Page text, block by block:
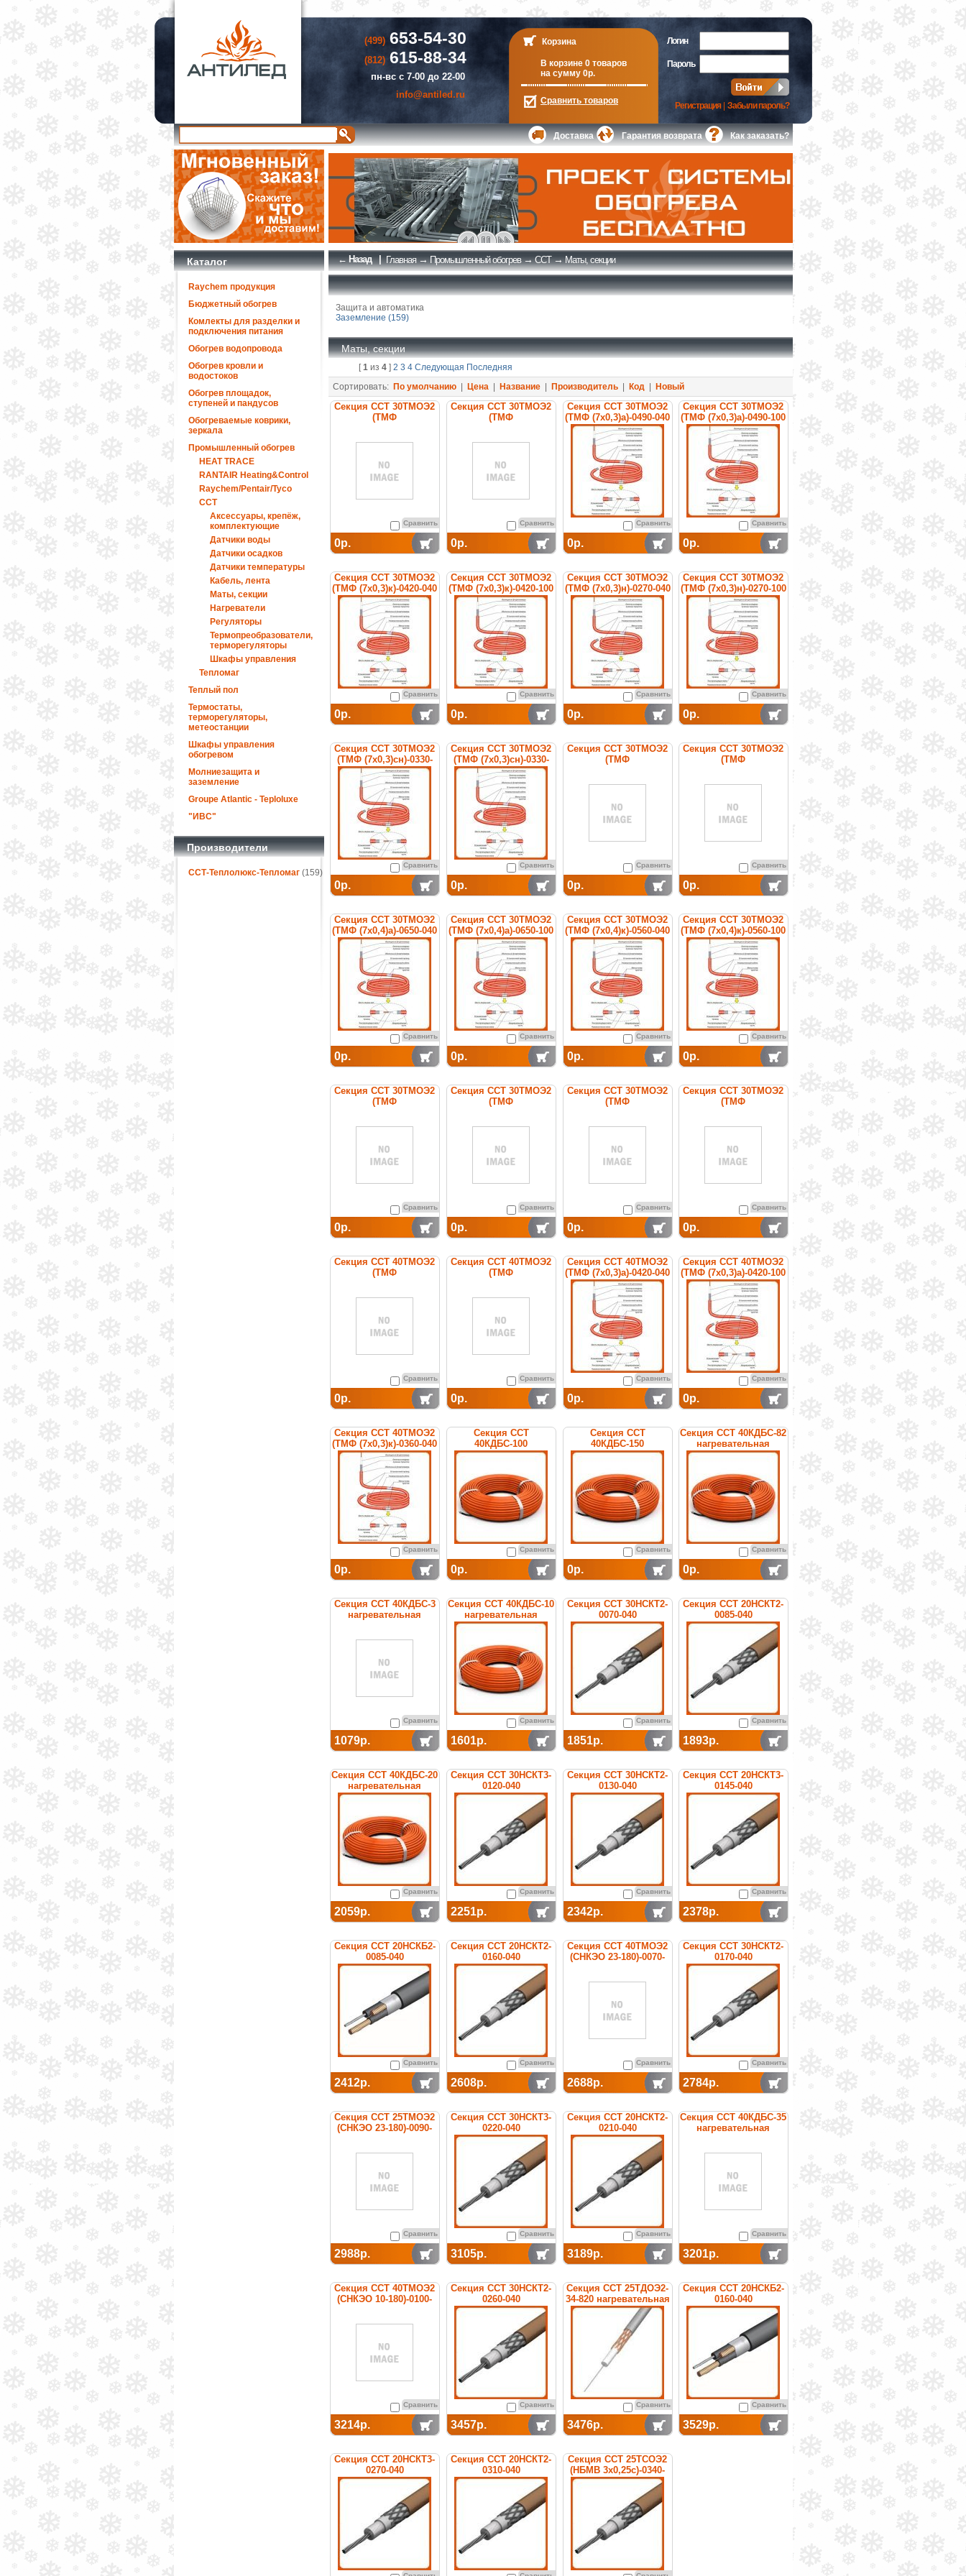
(499)653-54-30
(812)615-88-34
пн-вс с 7-00 до 22-00
info@antiled.ru
Корзина
В корзине 0 товаров
на сумму 0р.
Сравнить товаров
Логин
Пароль
Регистрация| Забыли пароль?
Доставка Гарантия возврата Как заказать?
Каталог
Raychem продукция
Бюджетный обогрев
Комлекты для разделки и
подключения питания
Обогрев водопровода
Обогрев кровли и
водостоков
Обогрев площадок,
ступеней и пандусов
Обогреваемые коврики,
зеркала
Промышленный обогрев
HEAT TRACE
RANTAIR Heating&Control
Raychem/Pentair/Tyco
ССТ
Аксессуары, крепёж,
комплектующие
Датчики воды
Датчики осадков
Датчики температуры
Кабель, лента
Маты, секции
Нагреватели
Регуляторы
Термопреобразователи,
терморегуляторы
Шкафы управления
Тепломаг
Теплый пол
Термостаты,
терморегуляторы,
метеостанции
Шкафы управления
обогревом
Молниезащита и
заземление
Groupe Atlantic - Teploluxe
"ИВС"
Производители
ССТ-Теплолюкс-Тепломаг(159)
← Назад | Главная→Промышленный обогрев→ССТ→Маты, секции
Защита и автоматика
Заземление (159)
Маты, секции
[1из 4] 2 3 4 Следующая Последняя
Сортировать: По умолчанию| Цена| Название| Производитель| Код| Новый
Секция ССТ 30ТМОЭ2
(ТМФ
Сравнить
0р.
Секция ССТ 30ТМОЭ2
(ТМФ
Сравнить
0р.
Секция ССТ 30ТМОЭ2
(ТМФ (7х0,3)а)-0490-040
нагревательная
кабельная
Сравнить
0р.
Секция ССТ 30ТМОЭ2
(ТМФ (7х0,3)а)-0490-100
нагревательная
кабельная
Сравнить
0р.
Секция ССТ 30ТМОЭ2
(ТМФ (7х0,3)к)-0420-040
нагревательная
кабельная
Сравнить
0р.
Секция ССТ 30ТМОЭ2
(ТМФ (7х0,3)к)-0420-100
нагревательная
кабельная
Сравнить
0р.
Секция ССТ 30ТМОЭ2
(ТМФ (7х0,3)н)-0270-040
нагревательная
кабельная
Сравнить
0р.
Секция ССТ 30ТМОЭ2
(ТМФ (7х0,3)н)-0270-100
нагревательная
кабельная
Сравнить
0р.
Секция ССТ 30ТМОЭ2
(ТМФ (7х0,3)сн)-0330-
040 нагревательная
кабельная
Сравнить
0р.
Секция ССТ 30ТМОЭ2
(ТМФ (7х0,3)сн)-0330-
100 нагревательная
кабельная
Сравнить
0р.
Секция ССТ 30ТМОЭ2
(ТМФ
Сравнить
0р.
Секция ССТ 30ТМОЭ2
(ТМФ
Сравнить
0р.
Секция ССТ 30ТМОЭ2
(ТМФ (7х0,4)а)-0650-040
нагревательная
кабельная
Сравнить
0р.
Секция ССТ 30ТМОЭ2
(ТМФ (7х0,4)а)-0650-100
нагревательная
кабельная
Сравнить
0р.
Секция ССТ 30ТМОЭ2
(ТМФ (7х0,4)к)-0560-040
нагревательная
кабельная
Сравнить
0р.
Секция ССТ 30ТМОЭ2
(ТМФ (7х0,4)к)-0560-100
нагревательная
кабельная
Сравнить
0р.
Секция ССТ 30ТМОЭ2
(ТМФ
Сравнить
0р.
Секция ССТ 30ТМОЭ2
(ТМФ
Сравнить
0р.
Секция ССТ 30ТМОЭ2
(ТМФ
Сравнить
0р.
Секция ССТ 30ТМОЭ2
(ТМФ
Сравнить
0р.
Секция ССТ 40ТМОЭ2
(ТМФ
Сравнить
0р.
Секция ССТ 40ТМОЭ2
(ТМФ
Сравнить
0р.
Секция ССТ 40ТМОЭ2
(ТМФ (7х0,3)а)-0420-040
нагревательная
кабельная
Сравнить
0р.
Секция ССТ 40ТМОЭ2
(ТМФ (7х0,3)а)-0420-100
нагревательная
кабельная
Сравнить
0р.
Секция ССТ 40ТМОЭ2
(ТМФ (7х0,3)к)-0360-040
нагревательная
кабельная
Сравнить
0р.
Секция ССТ
40КДБС-100
нагревательная
Сравнить
0р.
Секция ССТ
40КДБС-150
нагревательная
Сравнить
0р.
Секция ССТ 40КДБС-82
нагревательная
кабельная
Сравнить
0р.
Секция ССТ 40КДБС-3
нагревательная
Сравнить
1079р.
Секция ССТ 40КДБС-10
нагревательная
кабельная
Сравнить
1601р.
Секция ССТ 30НСКТ2-
0070-040
нагревательная
Сравнить
1851р.
Секция ССТ 20НСКТ2-
0085-040
нагревательная
Сравнить
1893р.
Секция ССТ 40КДБС-20
нагревательная
кабельная
Сравнить
2059р.
Секция ССТ 30НСКТ3-
0120-040
нагревательная
Сравнить
2251р.
Секция ССТ 30НСКТ2-
0130-040
нагревательная
Сравнить
2342р.
Секция ССТ 20НСКТ3-
0145-040
нагревательная
Сравнить
2378р.
Секция ССТ 20НСКБ2-
0085-040
нагревательная
Сравнить
2412р.
Секция ССТ 20НСКТ2-
0160-040
нагревательная
Сравнить
2608р.
Секция ССТ 40ТМОЭ2
(СНКЭО 23-180)-0070-
Сравнить
2688р.
Секция ССТ 30НСКТ2-
0170-040
нагревательная
Сравнить
2784р.
Секция ССТ 25ТМОЭ2
(СНКЭО 23-180)-0090-
Сравнить
2988р.
Секция ССТ 30НСКТ3-
0220-040
нагревательная
Сравнить
3105р.
Секция ССТ 20НСКТ2-
0210-040
нагревательная
Сравнить
3189р.
Секция ССТ 40КДБС-35
нагревательная
Сравнить
3201р.
Секция ССТ 40ТМОЭ2
(СНКЭО 10-180)-0100-
Сравнить
3214р.
Секция ССТ 30НСКТ2-
0260-040
нагревательная
Сравнить
3457р.
Секция ССТ 25ТДОЭ2-
34-820 нагревательная
кабельная
Сравнить
3476р.
Секция ССТ 20НСКБ2-
0160-040
нагревательная
Сравнить
3529р.
Секция ССТ 20НСКТ3-
0270-040
нагревательная
Секция ССТ 20НСКТ2-
0310-040
нагревательная
Секция ССТ 25ТСОЭ2
(НБМВ 3х0,25с)-0340-
040 нагревательная